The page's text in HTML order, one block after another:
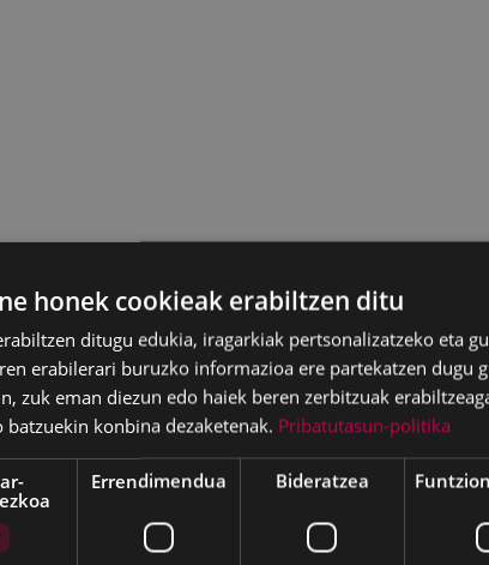
honek cookieak erabiltzen ditu
ditugu edukia, iragarkiak pertsonalizatzeko eta
erabilerari buruzko informazioa ere partekatzen dugu
zuk eman diezun edo haiek beren zerbitzuak
batzuekin konbina dezaketenak. Pribatutasun-politika
Errendimendua Bideratzea